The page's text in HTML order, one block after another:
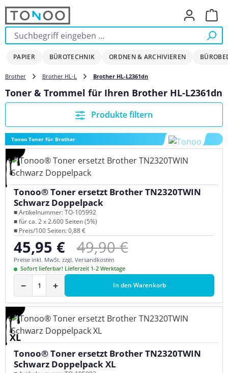
Zum Hauptinhalt springen
PAPIER BÜROTECHNIK ORDNEN & ARCHIVIEREN
Brother Brother HL-L Brother HL-L2361dn
Toner & Trommel für Ihren Brother HL-L2361dn
Produkte filtern
Tonoo Toner für Brother
Tonoo® Toner ersetzt Brother TN2320TWIN
Schwarz Doppelpack
■ Artikelnummer: TO-105992
■ für ca. 2 x 2.600 Seiten (5%)
■ Preis/100 Seiten: 0,88 €
Verkaufspreis:
45,95 € Regulärer Preis:
49,90 €
Preise inkl. MwSt. zzgl. Versandkosten
Sofort lieferbar! Lieferzeit 1-2 Werktage
− + In den Warenkorb
XL
Tonoo® Toner ersetzt Brother TN2320TWIN
Schwarz Doppelpack XL